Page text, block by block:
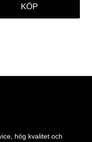
KÖP
hög kvalitet och